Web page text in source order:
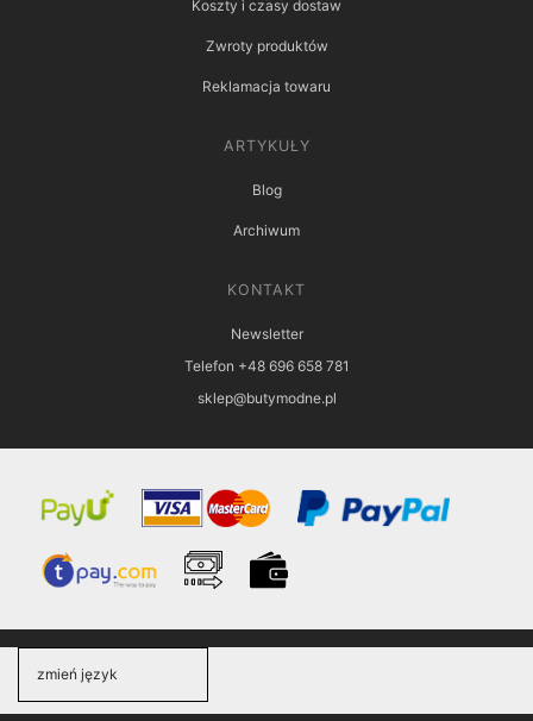
Koszty i czasy dostaw
Zwroty produktów
Reklamacja towaru
ARTYKUŁY
Blog
Archiwum
KONTAKT
Newsletter
Telefon +48 696 658 781
sklep@butymodne.pl
zmień język